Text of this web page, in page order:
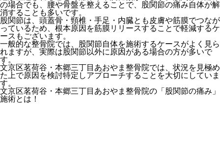
の場合でも、腰や骨盤を整えることで、股関節の痛み自体が解
消することも多いです。
股関節は、頭蓋骨・頸椎・手足・内臓とも皮膚や筋膜でつなが
っているため、根本原因を筋膜リリースすることで軽減するケ
ースもございます。
一般的な整骨院では、股関節自体を施術するケースがよく見ら
れますが、実際は股関節以外に原因がある場合の方が多いで
す。
文京区茗荷谷・本郷三丁目あおやま整骨院では、状況を見極め
た上で原因を検討特定しアプローチすることを大切にしていま
す。
文京区茗荷谷・本郷三丁目あおやま整骨院の「股関節の痛み」
施術とは！